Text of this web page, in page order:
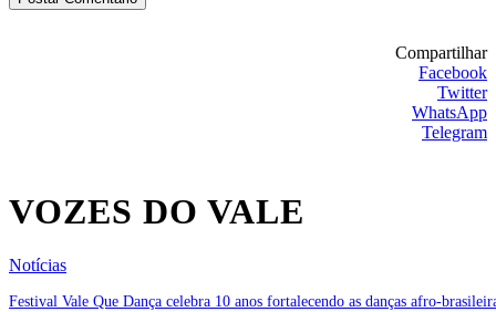
Compartilhar
Facebook
Twitter
WhatsApp
Telegram
VOZES DO VALE
Notícias
Festival Vale Que Dança celebra 10 anos fortalecendo as danças afro-